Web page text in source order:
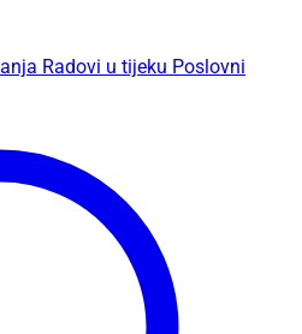
Radovi u tijeku Poslovni